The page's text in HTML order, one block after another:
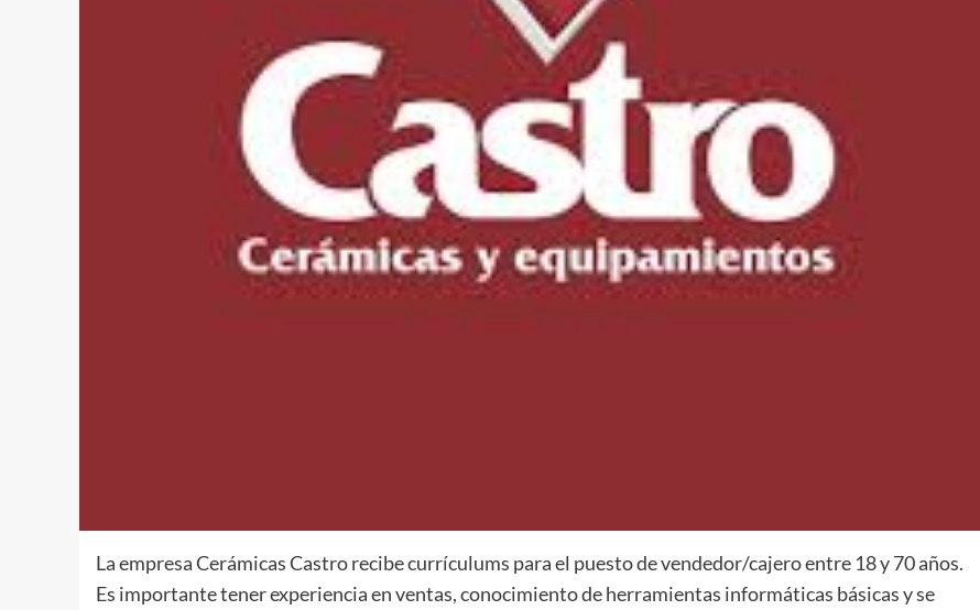
La empresa Cerámicas Castro recibe currículums para el puesto de vendedor/cajero entre 18 y 70 años.
Es importante tener experiencia en ventas, conocimiento de herramientas informáticas básicas y se